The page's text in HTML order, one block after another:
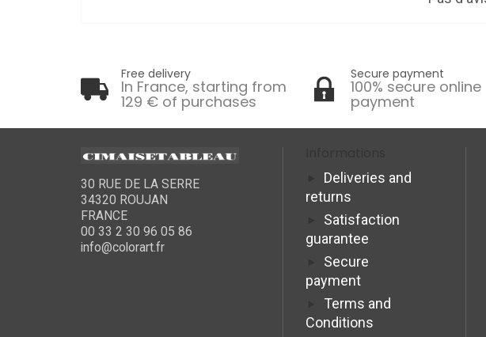
Free delivery
In France, starting from
129 € of purchases
Secure payment
100% secure online
payment
30 RUE DE LA SERRE
34320 ROUJAN
FRANCE
00 33 2 30 96 05 86
info@colorart.fr
Deliveries and
returns
Satisfaction
guarantee
Secure
payment
Terms and
Conditions